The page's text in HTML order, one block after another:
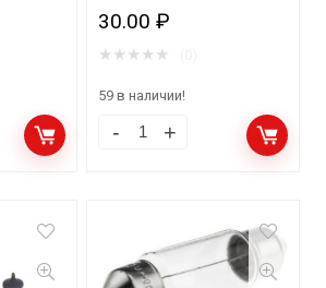
30.00₽
★ ★ ★ ★ ★
59 в наличии!